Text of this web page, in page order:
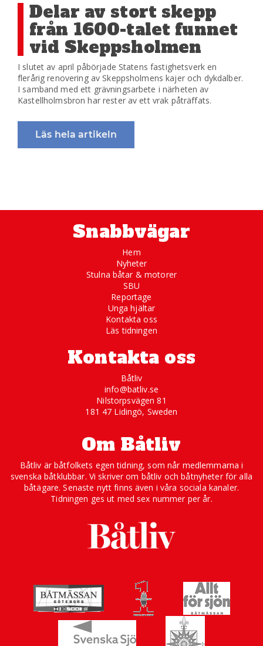
Delar av stort skepp
från 1600-talet funnet
vid Skeppsholmen
I slutet av april påbörjade Statens fastighetsverk en
flerårig renovering av Skeppsholmens kajer och dykdalber.
I samband med ett grävningsarbete i närheten av
Kastellholmsbron har rester av ett vrak påträffats.
Läs hela artikeln
Snabbvägar
Hem
Nyheter
Stulna båtar & motorer
SBU
Reportage
Unga hjältar
Kontakta oss
Läs tidningen
Kontakta oss
Båtliv
info@batliv.se
Nilstorpsvägen 81
181 47 Lidingö, Sweden
Om Båtliv
Båtliv är båtfolkets egen tidning, som når medlemmarna i
svenska båtklubbar. Vi skriver om båtliv och båtnyheter för alla
båtägare. Senaste nytt finns även i våra sociala kanaler.
Tidningen ges ut med sex nummer per år.